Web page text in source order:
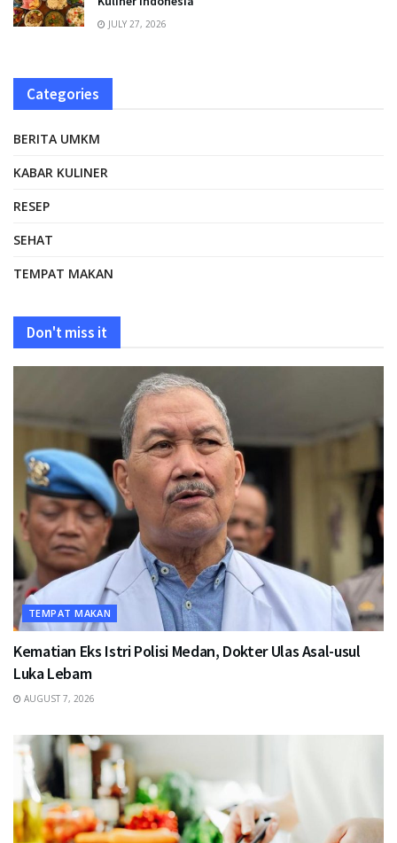
JULY 27, 2026
Categories
BERITA UMKM
KABAR KULINER
RESEP
SEHAT
TEMPAT MAKAN
Don't miss it
TEMPAT MAKAN
Kematian Eks Istri Polisi Medan, Dokter Ulas Asal-usul
Luka Lebam
AUGUST 7, 2026